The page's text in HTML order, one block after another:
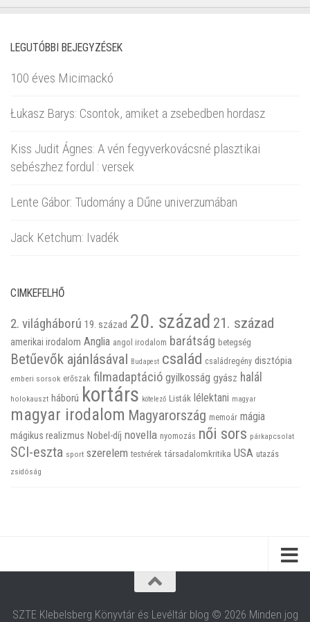
LEGUTÓBBI BEJEGYZÉSEK
100 éves Micimackó
Łukasz Barys: Csontok, amiket a zsebedben hordasz
Kiss Judit Ágnes: A vén fegyverkovácsné plasztikai
sebészhez fordul : versek
Lente Gábor: Tudomány a Dűne univerzumában
Jack Ketchum: Ivadék
CIMKEFELHŐ
2. világháború 19. század 20. század 21. század
amerikai irodalom Anglia angol irodalom barátság betegség
Betűevők ajánlásával Budapest család családregény disztópia
emberi sorsok erőszak filmadaptáció gyilkosság gyász halál
holokauszt háború kortárs kötelező Listák lélektani magyar
magyar irodalom Magyarország memoár mágia
mágikus realizmus Nobel-díj novella nyomozás női sors párkapcsolat
SCI-eszta sport szerelem testvérek társadalomkritika USA utazás
zsidóság
SZTE Klebelsberg Könyvtár és Levéltár blog © 2026 Minden jog